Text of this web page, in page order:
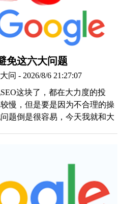
免这六大问题
问 - 2026/8/6 21:27:07
这块了，都在大力度的投
慢，但是要是因为不合理的操
题倒是很容易，今天我就和大